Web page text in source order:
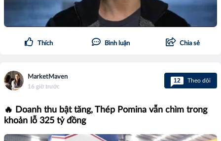
Thích Bình luận Chia sẻ
MarketMaven
16 giờ trước
12 Theo dõi
🔥 Doanh thu bật tăng, Thép Pomina vẫn chìm trong
khoản lỗ 325 tỷ đồng